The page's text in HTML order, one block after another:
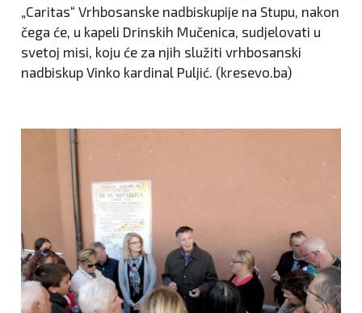
„Caritas“ Vrhbosanske nadbiskupije na Stupu, nakon
čega će, u kapeli Drinskih Mučenica, sudjelovati u
svetoj misi, koju će za njih služiti vrhbosanski
nadbiskup Vinko kardinal Puljić. (kresevo.ba)